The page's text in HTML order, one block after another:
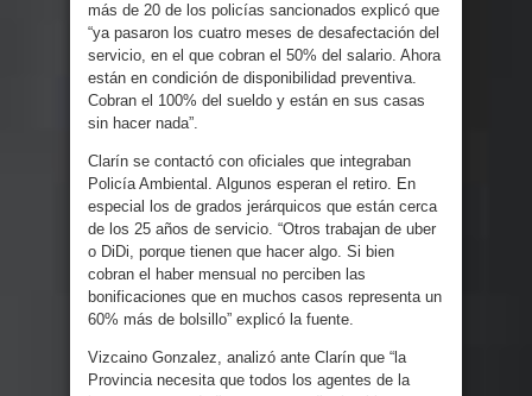
más de 20 de los policías sancionados explicó que
“ya pasaron los cuatro meses de desafectación del
servicio, en el que cobran el 50% del salario. Ahora
están en condición de disponibilidad preventiva.
Cobran el 100% del sueldo y están en sus casas
sin hacer nada”.
Clarín se contactó con oficiales que integraban
Policía Ambiental. Algunos esperan el retiro. En
especial los de grados jerárquicos que están cerca
de los 25 años de servicio. “Otros trabajan de uber
o DiDi, porque tienen que hacer algo. Si bien
cobran el haber mensual no perciben las
bonificaciones que en muchos casos representa un
60% más de bolsillo” explicó la fuente.
Vizcaino Gonzalez, analizó ante Clarín que “la
Provincia necesita que todos los agentes de la